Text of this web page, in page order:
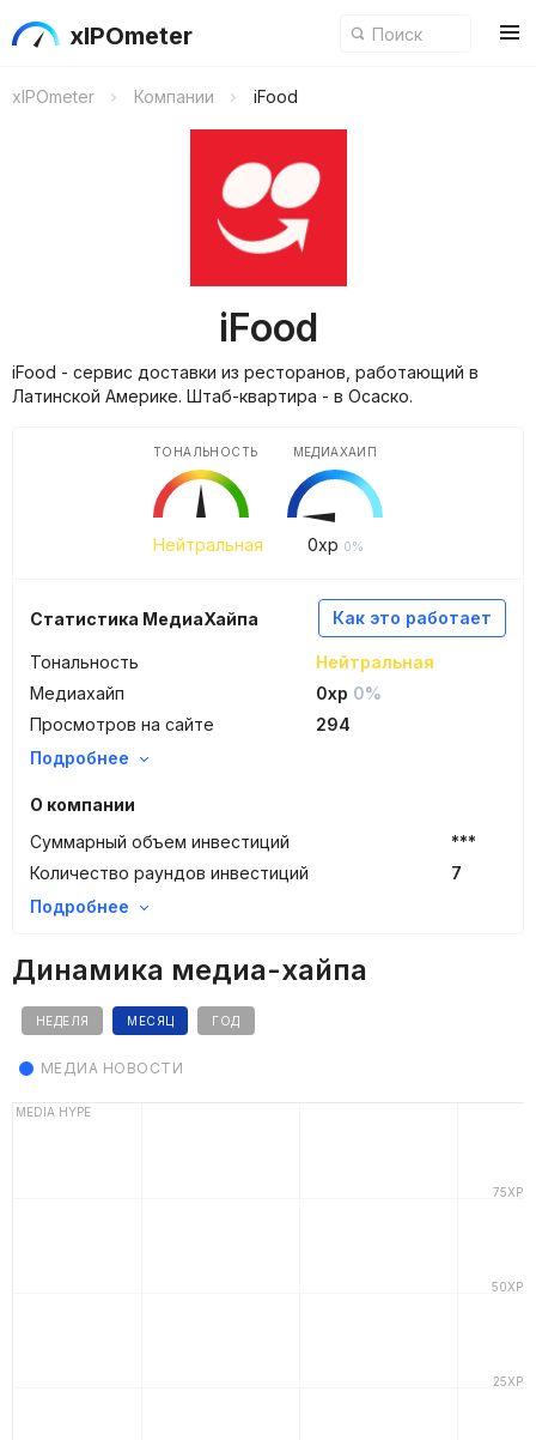
xIPOmeter
xIPOmeter Компании iFood
iFood
iFood - cервис доставки из ресторанов, работающий в
Латинской Америке. Штаб-квартира - в Осаско.
Нейтральная
ТОНАЛЬНОСТЬ
0xp 0%
МЕДИАХАЙП
Как это работает
Статистика МедиаХайпа
Тональность
Нейтральная
Медиахайп
0xp 0%
Просмотров на сайте
294
Подробнее
О компании
Суммарный объем инвестиций
***
Количество раундов инвестиций
7
Подробнее
Динамика медиа-хайпа
НЕДЕЛЯ МЕСЯЦ ГОД
МЕДИА НОВОСТИ